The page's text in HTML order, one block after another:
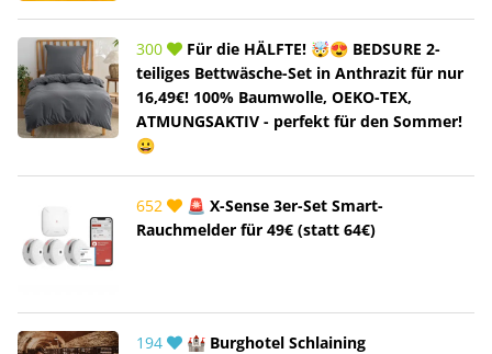
300
Für die HÄLFTE! 🤯😍 BEDSURE 2-
teiliges Bettwäsche-Set in Anthrazit für nur
16,49€! 100% Baumwolle, OEKO-TEX,
ATMUNGSAKTIV - perfekt für den Sommer!
😀
652
🚨 X-Sense 3er-Set Smart-
Rauchmelder für 49€ (statt 64€)
194
🏰 Burghotel Schlaining